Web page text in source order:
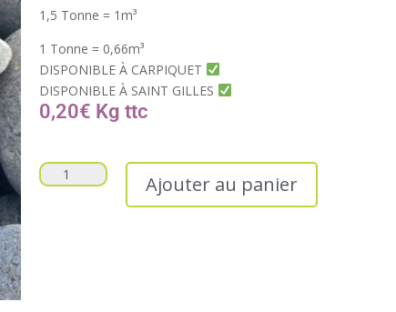
1,5 Tonne = 1m³
1 Tonne = 0,66m³
DISPONIBLE À CARPIQUET
DISPONIBLE À SAINT GILLES
0,20€ Kg
Ajouter au panier